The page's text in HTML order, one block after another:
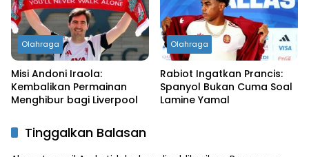
Olahraga
Misi Andoni Iraola:
Kembalikan Permainan
Menghibur bagi Liverpool
Olahraga
Rabiot Ingatkan Prancis:
Spanyol Bukan Cuma Soal
Lamine Yamal
Tinggalkan Balasan